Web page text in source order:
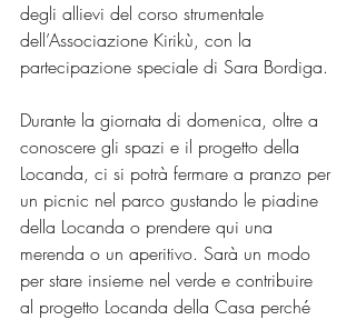
degli allievi del corso strumentale
dell’Associazione Kirikù, con la
partecipazione speciale di Sara Bordiga.
Durante la giornata di domenica, oltre a
conoscere gli spazi e il progetto della
Locanda, ci si potrà fermare a pranzo per
un picnic nel parco gustando le piadine
della Locanda o prendere qui una
merenda o un aperitivo. Sarà un modo
per stare insieme nel verde e contribuire
al progetto Locanda della Casa perché